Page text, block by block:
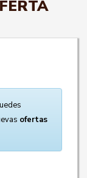
ofertas